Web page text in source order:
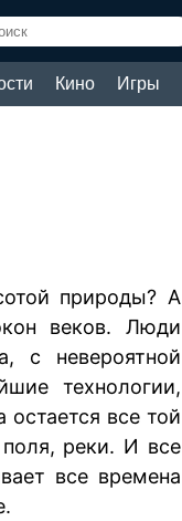
Кино Игры
природы? А
веков. Люди
с невероятной
технологии,
все той
реки. И все
все времена